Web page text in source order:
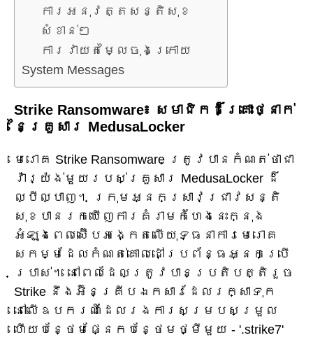
ការអនុវត្តសន្តិសុខ
សំខាន់ៗ
ការវាយតម្លៃចុងក្រោយ
System Messages
Strike Ransomware៖ សមាជិកដ៏គ្រោះថ្នាក់
នៃគ្រួសារ MedusaLocker
មេរោគ Strike Ransomware ត្រូវបានកំណត់ថាជា
វ៉ារ្យ៉ង់មួយរបស់គ្រួសារ MedusaLocker ដ៏
ល្បីល្បាញ។ ក្រុមអ្នកស្រាវជ្រាវសន្តិ
សុខបានរកឃើញការគំរាមកំហែងនេះក្នុង
អំឡុងពេលស៊ើបអង្កេតលើយុទ្ធនាការមេរោគ
សកម្មដែលកំណត់គោលដៅប្រព័ន្ធអ្នកប្រើ
ប្រាស់។ នៅពេលដែលត្រូវបានប្រតិបត្តិរួច
Strike នឹងអ៊ិនគ្រីបឯកសារដែលរក្សាទុក
នៅលើឧបករណ៍ដែលរងការសម្របសម្រួល
ហើយបន្ថែមផ្នែកបន្ថែមថ្មីមួយ - '.strike7'